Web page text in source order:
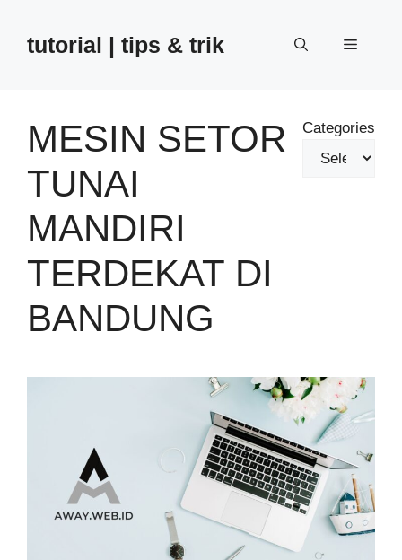
contenttutorial | tips & trik Menu
MESIN SETOR
TUNAI
MANDIRI
TERDEKAT DI
BANDUNG
Categories